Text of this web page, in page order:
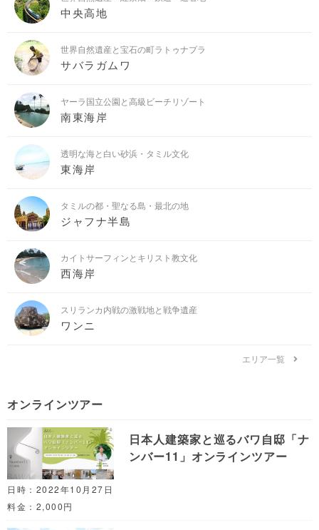
中央高地
世界自然遺産と宝石の町ラトゥナプラ
サバラガムワ
ヤーラ国立公園と高級ビーチリゾート
南東海岸
透明な海と白い砂浜・タミル文化
東海岸
タミルの都・聖なる島・最北の地
ジャフナ半島
カイトサーフィンとキリスト教文化
西海岸
スリランカ内戦の激戦地と戦争遺産
ワンニ
エリア一覧
オンラインツアー
日本人建築家と巡るバワ自邸「ナ
ンバー11」オンラインツアー
日時：2022年10月27日
料金：2,000円